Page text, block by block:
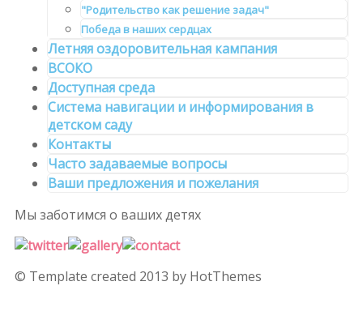
"Родительство как решение задач"
Победа в наших сердцах
Летняя оздоровительная кампания
ВСОКО
Доступная среда
Система навигации и информирования в
детском саду
Контакты
Часто задаваемые вопросы
Ваши предложения и пожелания
Мы заботимся о ваших детях
© Template created 2013 by HotThemes